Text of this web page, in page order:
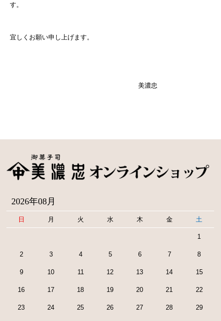
す。
宜しくお願い申し上げます。
美濃忠
2026年08月
日 月 火 水 木 金 土
1
2 3 4 5 6 7 8
9 10 11 12 13 14 15
16 17 18 19 20 21 22
23 24 25 26 27 28 29